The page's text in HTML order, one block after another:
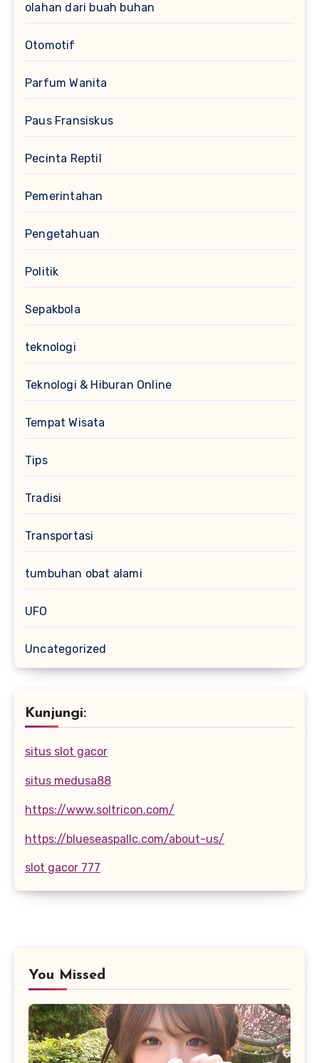
olahan dari buah buhan
Otomotif
Parfum Wanita
Paus Fransiskus
Pecinta Reptil
Pemerintahan
Pengetahuan
Politik
Sepakbola
teknologi
Teknologi & Hiburan Online
Tempat Wisata
Tips
Tradisi
Transportasi
tumbuhan obat alami
UFO
Uncategorized
Kunjungi:
situs slot gacor
situs medusa88
https://www.soltricon.com/
https://blueseaspallc.com/about-us/
slot gacor 777
You Missed